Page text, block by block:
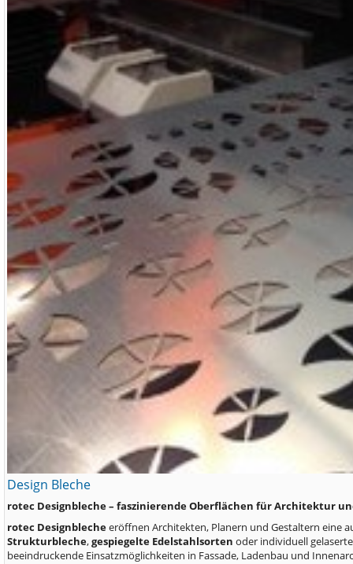
Design Bleche
rotec Designbleche – faszinierende Oberflächen für Architektur
rotec Designblecheeröffnen Architekten, Planern und Gestaltern eine
Strukturbleche,gespiegelte Edelstahlsorten oder individuell
beeindruckende Einsatzmöglichkeiten in Fassade, Ladenbau und